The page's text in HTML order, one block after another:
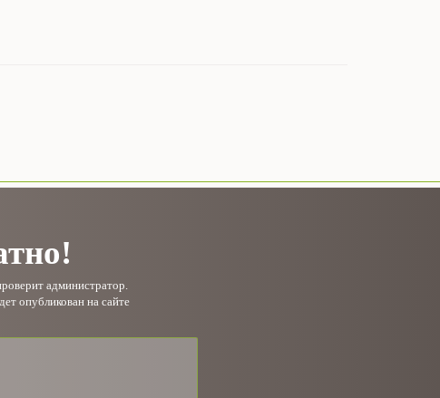
администратор.
опубликован на сайте